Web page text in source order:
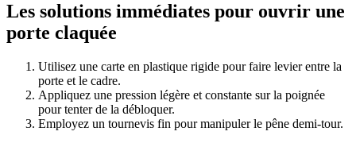
Les solutions immédiates pour ouvrir une
porte claquée
Utilisez une carte en plastique rigide pour faire levier entre la
porte et le cadre.
Appliquez une pression légère et constante sur la poignée
pour tenter de la débloquer.
Employez un tournevis fin pour manipuler le pêne demi-tour.